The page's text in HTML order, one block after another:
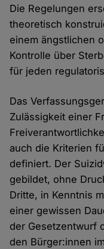
Die Regelungen
theoretisch
einem ängstlichen
Kontrolle über
für jeden
Das
Zulässigkeit einer
auch die Kriterien
definiert. Der
gebildet, ohne
Dritte, in Kenntnis
einer gewissen
der Gesetzentwurf
den Bürger:innen